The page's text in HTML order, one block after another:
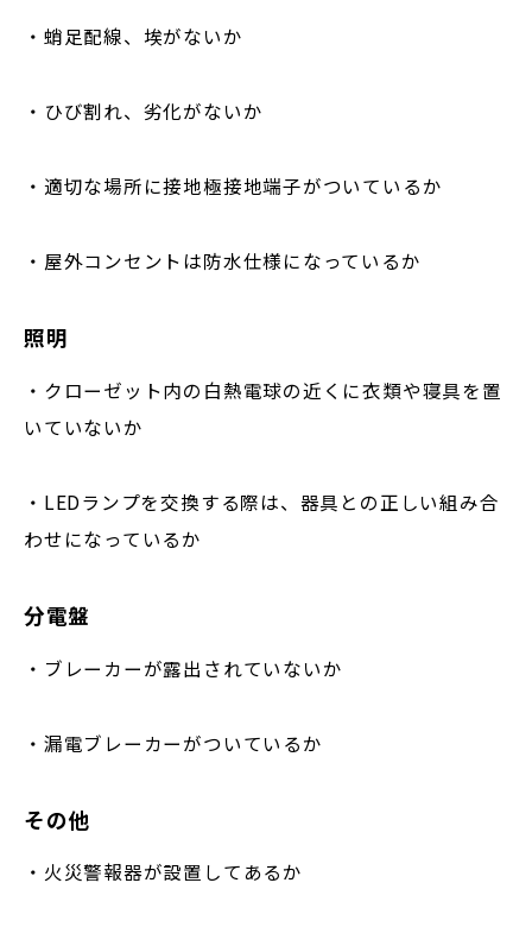
・蛸足配線、埃がないか
・ひび割れ、劣化がないか
・適切な場所に接地極接地端子がついているか
・屋外コンセントは防水仕様になっているか
照明
・クローゼット内の白熱電球の近くに衣類や寝具を置
いていないか
・LEDランプを交換する際は、器具との正しい組み合
わせになっているか
分電盤
・ブレーカーが露出されていないか
・漏電ブレーカーがついているか
その他
・火災警報器が設置してあるか